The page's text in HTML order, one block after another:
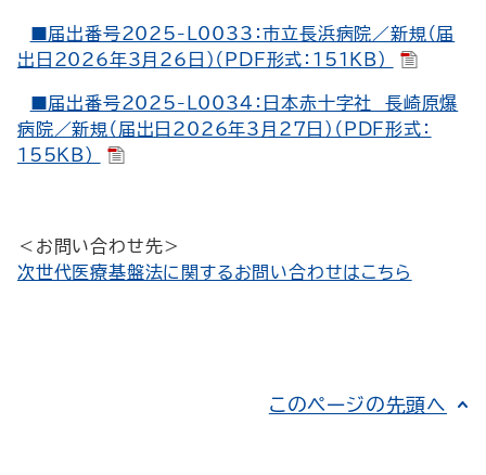
■届出番号2025-L0033：市立長浜病院／新規（届
出日2026年3月26日）（PDF形式：151KB）
■届出番号2025-L0034：日本赤十字社 長崎原爆
病院／新規（届出日2026年3月27日）（PDF形式：
155KB）
＜お問い合わせ先＞
次世代医療基盤法に関するお問い合わせはこちら
このページの先頭へ